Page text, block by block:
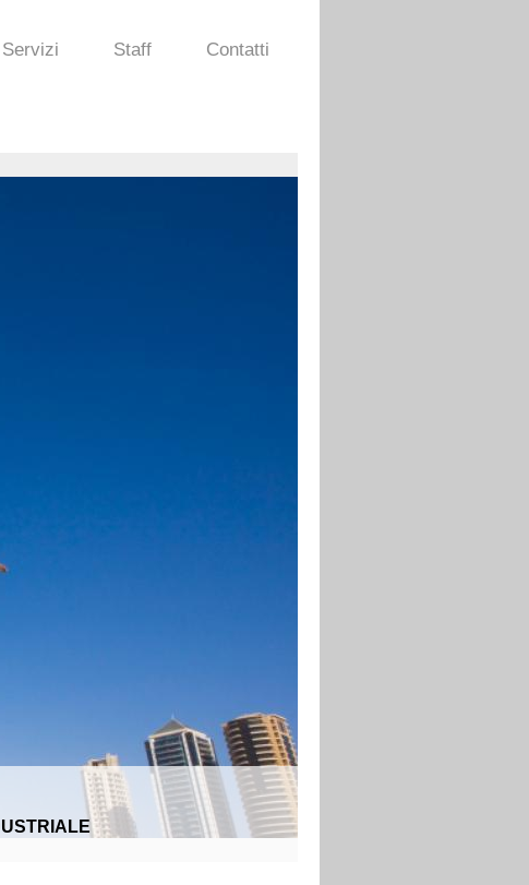
Servizi Staff Contatti